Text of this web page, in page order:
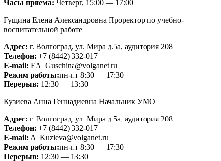
Часы приема: Четверг, 15:00 — 17:00
Гущина Елена Александровна Проректор по учебно-
воспитательной работе
Адрес: г. Волгоград, ул. Мира д.5а, аудитория 208
Телефон: +7 (8442) 332-017
Е-mail: EA_Guschina@volganet.ru
Режим работы:пн-пт 8:30 — 17:30
Перерыв: 12:30 — 13:30
Кузиева Анна Геннадиевна Начальник УМО
Адрес: г. Волгоград, ул. Мира д.5а, аудитория 208
Телефон: +7 (8442) 332-017
Е-mail: A_Kuzieva@volganet.ru
Режим работы:пн-пт 8:30 — 17:30
Перерыв: 12:30 — 13:30